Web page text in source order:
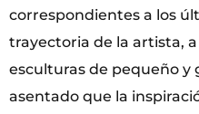
correspondientes a los
trayectoria de la artista,
esculturas de pequeño
asentado que la